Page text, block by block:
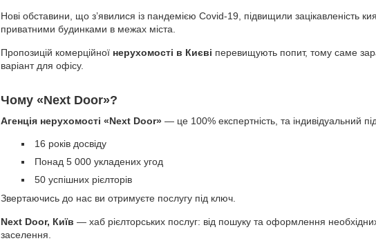
Нові обставини, що з’явилися із пандемією Covid-19, підвищили зацікавленість
приватними будинками в межах міста.
Пропозицій комерційної нерухомості в Києві перевищують попит, тому саме
варіант для офісу.
Чому «Next Door»?
Агенція нерухомості «Next Door» — це 100% експертність, та індивідуальний
16 років досвіду
Понад 5 000 укладених угод
50 успішних рієлторів
Звертаючись до нас ви отримуєте послугу під ключ.
Next Door, Київ — хаб рієлторських послуг: від пошуку та оформлення
заселення.